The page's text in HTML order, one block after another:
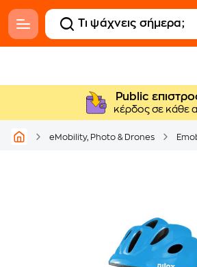
Public
κέρδος σε κάθε
eMobility, Photo & Drones